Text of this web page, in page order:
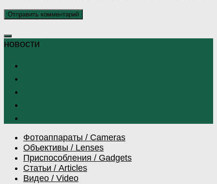
Фотоаппараты / Cameras
Объективы / Lenses
Приспособления / Gadgets
Статьи / Articles
Видео / Video